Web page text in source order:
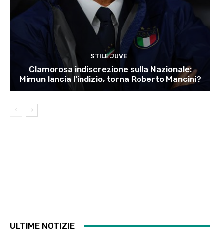
STILE JUVE
Clamorosa indiscrezione sulla Nazionale:
Mimun lancia l’indizio, torna Roberto Mancini?
ULTIME NOTIZIE